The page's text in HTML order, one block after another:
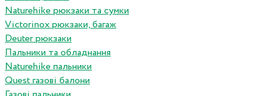
Naturehike рюкзаки та сумки
Victorinox рюкзаки, багаж
Deuter рюкзаки
Пальники та обладнання
Naturehike пальники
Quest газові балони